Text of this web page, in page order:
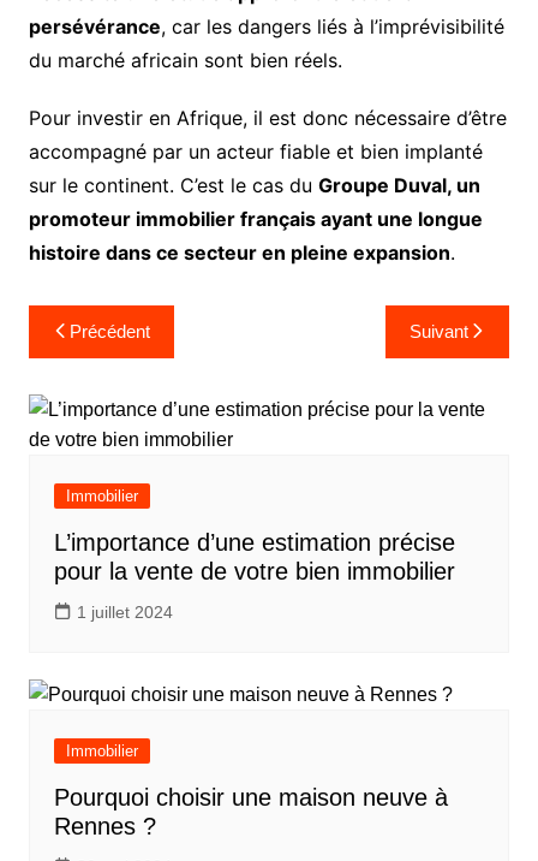
persévérance, car les dangers liés à l’imprévisibilité
du marché africain sont bien réels.
Pour investir en Afrique, il est donc nécessaire d’être
accompagné par un acteur fiable et bien implanté
sur le continent. C’est le cas du Groupe Duval, un
promoteur immobilier français ayant une longue
histoire dans ce secteur en pleine expansion.
Navigation
de
l’article
Précédent Suivant
Immobilier
L’importance d’une estimation précise
pour la vente de votre bien immobilier
1 juillet 2024
Immobilier
Pourquoi choisir une maison neuve à
Rennes ?